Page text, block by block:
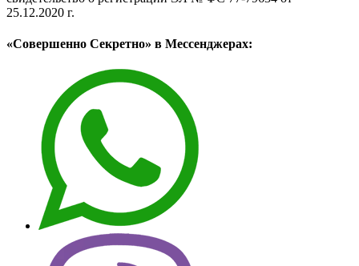
25.12.2020 г.
«Совершенно Секретно» в Мессенджерах: